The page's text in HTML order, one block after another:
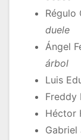
Régulo
duele
Ángel
árbol
Luis
Freddy
Héctor
Gabriel